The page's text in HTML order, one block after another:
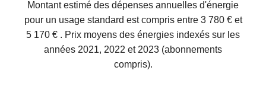
Montant estimé des dépenses annuelles d'énergie
pour un usage standard est compris entre 3 780 € et
5 170 € . Prix moyens des énergies indexés sur les
années 2021, 2022 et 2023 (abonnements
compris).